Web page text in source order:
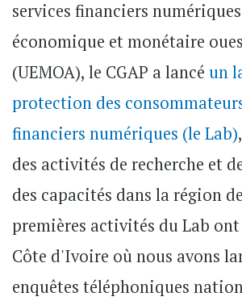
services financiers
économique et monétaire
(UEMOA), le CGAP a lancé un
protection des
financiers numériques (le Lab)
des activités de recherche et
des capacités dans la région
premières activités du Lab
Côte d'Ivoire où nous avons
enquêtes téléphoniques